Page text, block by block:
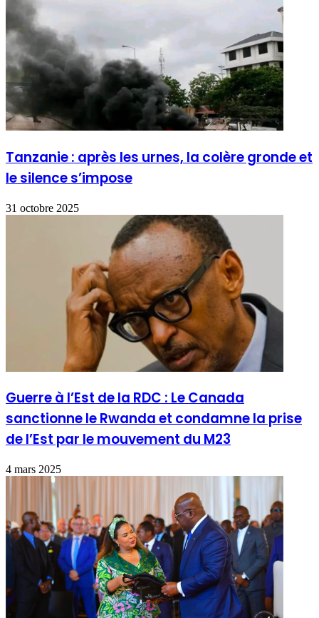
Tanzanie : après les urnes, la colère gronde et
le silence s’impose
31 octobre 2025
Guerre à l’Est de la RDC : Le Canada
sanctionne le Rwanda et condamne la prise
de l’Est par le mouvement du M23
4 mars 2025